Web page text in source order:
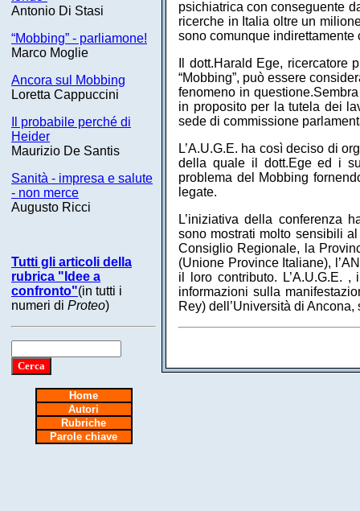
Antonio Di Stasi
“Mobbing” - parliamone!
Marco Moglie
Ancora sul Mobbing
Loretta Cappuccini
Il probabile perché di
Heider
Maurizio De Santis
Sanità - impresa e salute
- non merce
Augusto Ricci
Tutti gli articoli della
rubrica "Idee a
confronto"(in tutti i
numeri di Proteo)
Home
Autori
Rubriche
Parole chiave
psichiatrica con conseguente
ricerche in Italia oltre un
sono comunque indirettamente
Il dott.Harald Ege,
“Mobbing”, può essere
fenomeno in
in proposito per la tutela dei
sede di commissione
L’A.U.G.E. ha così deciso di
della quale il dott.Ege ed i
problema del Mobbing
legate.
L’iniziativa della conferenza
sono mostrati molto sensibili
Consiglio Regionale, la
(Unione Province Italiane),
il loro contributo. L’A.U.G.E.
informazioni sulla
Rey) dell’Università di